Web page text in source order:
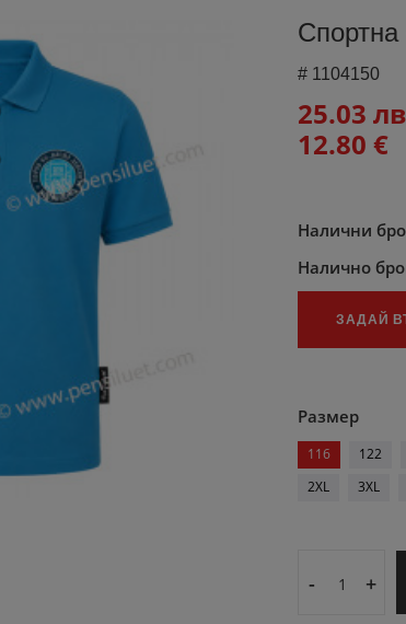
Спортна
# 1104150
25.03 лв
12.80 €
Налични
Налично
ЗАДАЙ
Размер
116 122
2XL
3XL
- +